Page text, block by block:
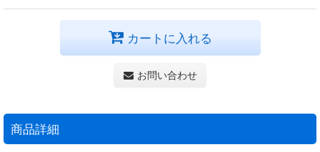
カートに入れる
お問い合わせ
商品詳細